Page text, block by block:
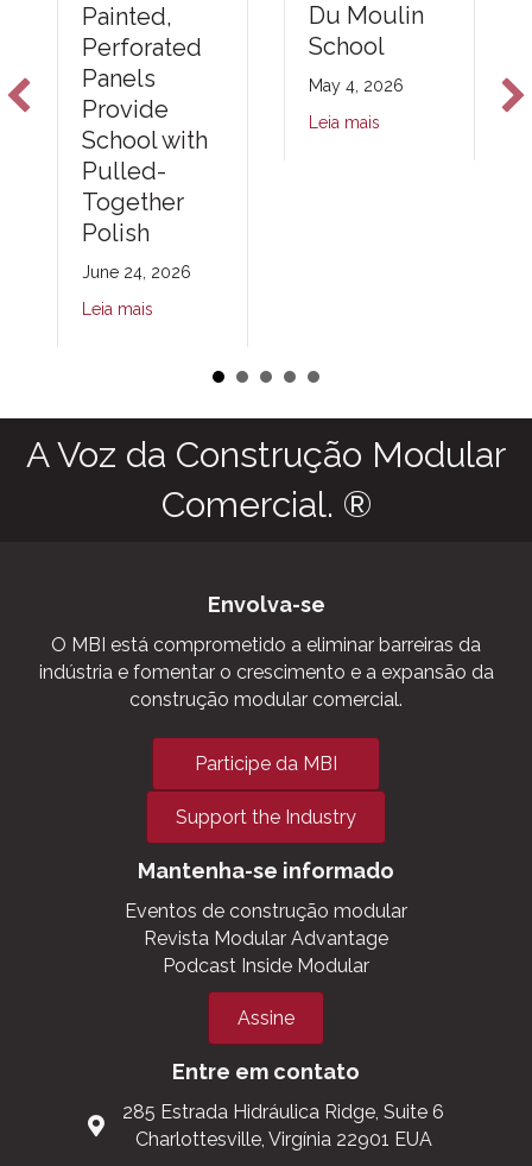
Painted,
Perforated
Panels
Provide
School with
Pulled-
Together
Polish
June 24, 2026
Leia mais
Du Moulin
School
May 4, 2026
Leia mais
A Voz da Construção Modular
Comercial. ®
Envolva-se
O MBI está comprometido a eliminar barreiras da
indústria e fomentar o crescimento e a expansão da
construção modular comercial.
Participe da MBI
Support the Industry
Mantenha-se informado
Eventos de construção modular
Revista Modular Advantage
Podcast Inside Modular
Assine
Entre em contato
285 Estrada Hidráulica Ridge, Suite 6
Charlottesville, Virgínia 22901 EUA